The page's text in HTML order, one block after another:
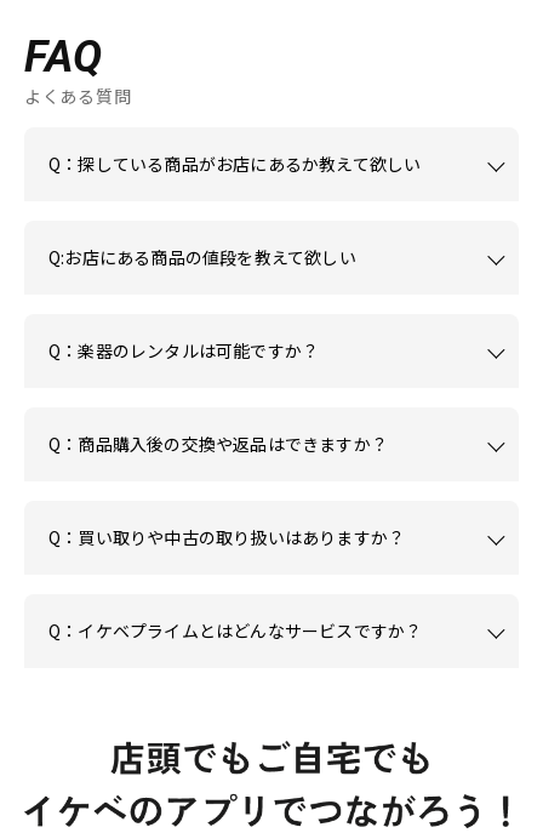
FAQ
よくある質問
Q：探している商品がお店にあるか教えて欲しい
Q:お店にある商品の値段を教えて欲しい
Q：楽器のレンタルは可能ですか？
Q：商品購入後の交換や返品はできますか？
Q：買い取りや中古の取り扱いはありますか？
Q：イケベプライムとはどんなサービスですか？